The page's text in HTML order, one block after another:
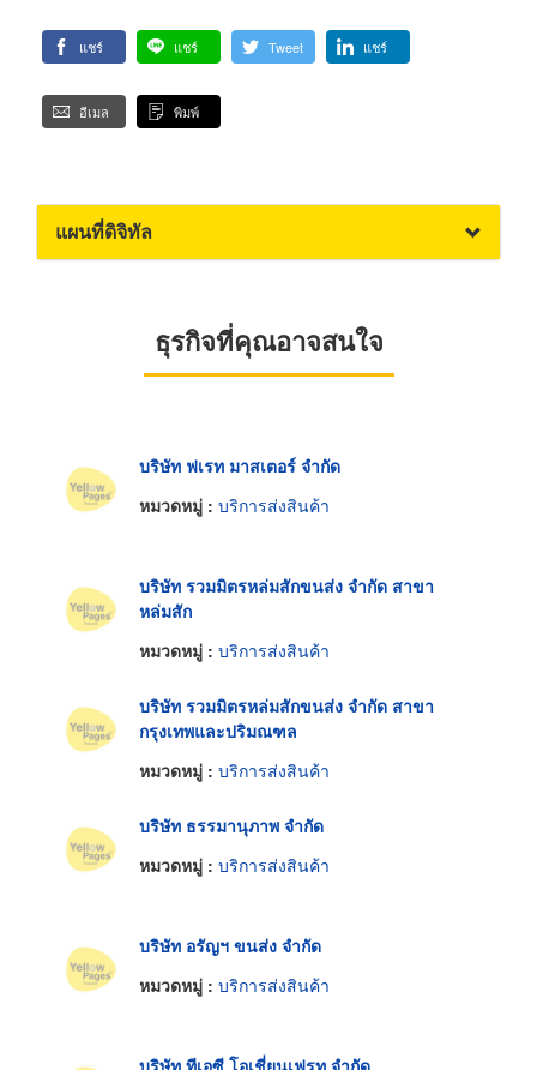
แชร์ แชร์ Tweet แชร์
อีเมล พิมพ์
แผนที่ดิจิทัล
ธุรกิจที่คุณอาจสนใจ
บริษัท ฟเรท มาสเตอร์ จำกัด
หมวดหมู่ : บริการส่งสินค้า
บริษัท รวมมิตรหล่มสักขนส่ง จำกัด สาขา
หล่มสัก
หมวดหมู่ : บริการส่งสินค้า
บริษัท รวมมิตรหล่มสักขนส่ง จำกัด สาขา
กรุงเทพและปริมณฑล
หมวดหมู่ : บริการส่งสินค้า
บริษัท ธรรมานุภาพ จำกัด
หมวดหมู่ : บริการส่งสินค้า
บริษัท อรัญฯ ขนส่ง จำกัด
หมวดหมู่ : บริการส่งสินค้า
บริษัท ทีเอซี โอเชี่ยนเฟรท จำกัด